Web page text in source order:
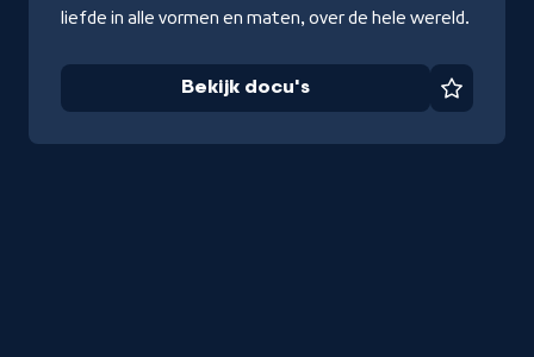
liefde in alle vormen en maten, over de hele wereld.
Bekijk docu's